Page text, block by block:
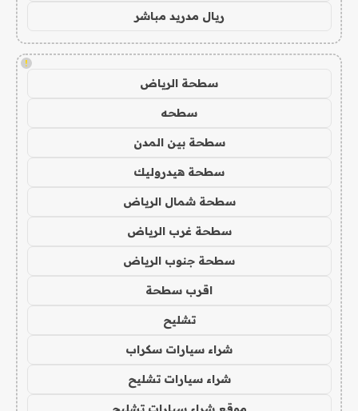
ريال مدريد مباشر
!
سطحة الرياض
سطحه
سطحة بين المدن
سطحة هيدروليك
سطحة شمال الرياض
سطحة غرب الرياض
سطحة جنوب الرياض
اقرب سطحة
تشليح
شراء سيارات سكراب
شراء سيارات تشليح